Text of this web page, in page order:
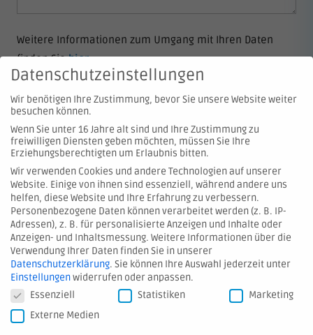
Weitere Informationen zum Umgang mit Ihren Daten
finden Siehier.
© 2026 Hartmann Valves GmbH
Kontakt
Hinweis melden
AGB
Datenschutz
Datenschutzeinstellungen
Wir benötigen Ihre Zustimmung, bevor Sie unsere Website weiter
besuchen können.
Wenn Sie unter 16 Jahre alt sind und Ihre Zustimmung zu
freiwilligen Diensten geben möchten, müssen Sie Ihre
Erziehungsberechtigten um Erlaubnis bitten.
Wir verwenden Cookies und andere Technologien auf unserer
Website. Einige von ihnen sind essenziell, während andere uns
helfen, diese Website und Ihre Erfahrung zu verbessern.
Personenbezogene Daten können verarbeitet werden (z. B. IP-
Adressen), z. B. für personalisierte Anzeigen und Inhalte oder
Anzeigen- und Inhaltsmessung. Weitere Informationen über die
Verwendung Ihrer Daten finden Sie in unserer
Datenschutzerklärung. Sie können Ihre Auswahl jederzeit unter
Einstellungenwiderrufen oder anpassen.
Datenschutzeinstellungen
Essenziell Statistiken
Marketing
Externe Medien